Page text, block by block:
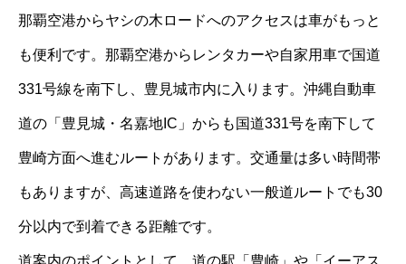
那覇空港からヤシの木ロードへのアクセスは車がもっと
も便利です。那覇空港からレンタカーや自家用車で国道
331号線を南下し、豊見城市内に入ります。沖縄自動車
道の「豊見城・名嘉地IC」からも国道331号を南下して
豊崎方面へ進むルートがあります。交通量は多い時間帯
もありますが、高速道路を使わない一般道ルートでも30
分以内で到着できる距離です。
道案内のポイントとして、道の駅「豊崎」や「イーアス